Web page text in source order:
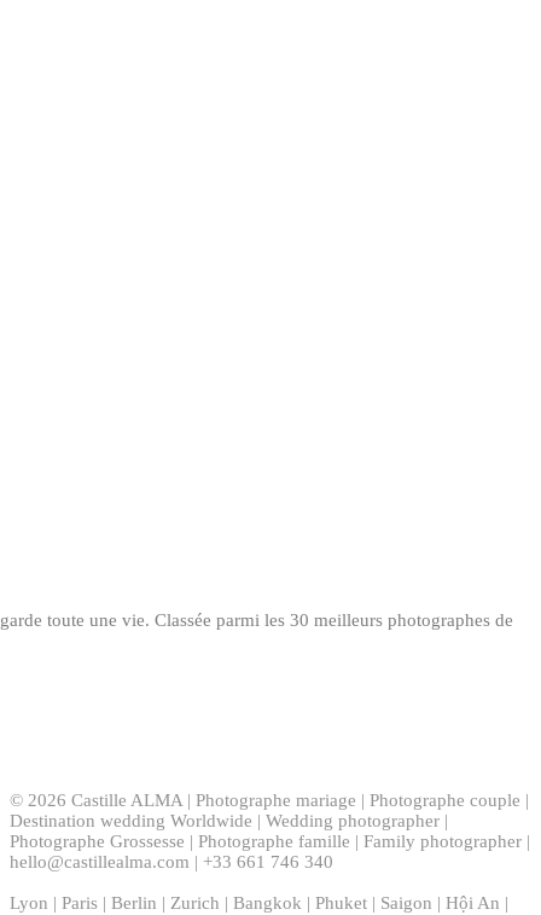
toute une vie. Classée parmi les 30 meilleurs photographes de
© 2026 Castille ALMA | Photographe mariage | Photographe couple |
Destination wedding Worldwide | Wedding photographer |
Photographe Grossesse | Photographe famille | Family photographer |
hello@castillealma.com | +33 661 746 340
Lyon | Paris | Berlin | Zurich | Bangkok | Phuket | Saigon | Hội An |